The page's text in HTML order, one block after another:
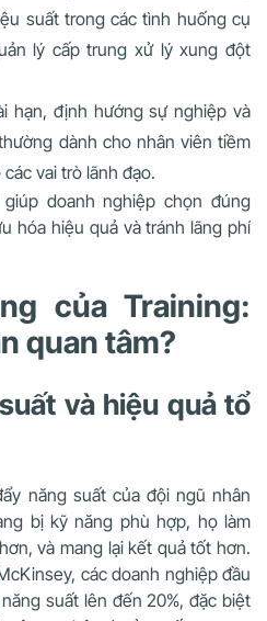
suất trong các tình huống cụ
lý cấp trung xử lý xung đột
hạn, định hướng sự nghiệp và
dành cho nhân viên tiềm
vai trò lãnh đạo.
doanh nghiệp chọn đúng
hóa hiệu quả và tránh lãng phí
của Training:
quan tâm?
và hiệu quả tổ
năng suất của đội ngũ nhân
bị kỹ năng phù hợp, họ làm
và mang lại kết quả tốt hơn.
các doanh nghiệp đầu
suất lên đến 20%, đặc biệt